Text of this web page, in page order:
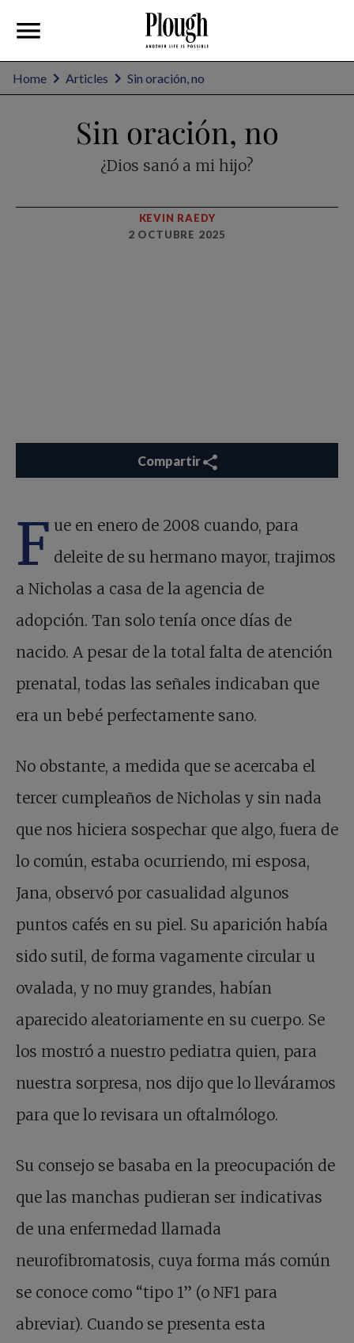
Home Articles Sin oración, no
Sin oración, no
¿Dios sanó a mi hijo?
KEVIN RAEDY
2 OCTUBRE 2025
Compartir
F ue en enero de 2008 cuando, para
deleite de su hermano mayor, trajimos
a Nicholas a casa de la agencia de
adopción. Tan solo tenía once días de
nacido. A pesar de la total falta de atención
prenatal, todas las señales indicaban que
era un bebé perfectamente sano.
No obstante, a medida que se acercaba el
tercer cumpleaños de Nicholas y sin nada
que nos hiciera sospechar que algo, fuera de
lo común, estaba ocurriendo, mi esposa,
Jana, observó por casualidad algunos
puntos cafés en su piel. Su aparición había
sido sutil, de forma vagamente circular u
ovalada, y no muy grandes, habían
aparecido aleatoriamente en su cuerpo. Se
los mostró a nuestro pediatra quien, para
nuestra sorpresa, nos dijo que lo lleváramos
para que lo revisara un oftalmólogo.
Su consejo se basaba en la preocupación de
que las manchas pudieran ser indicativas
de una enfermedad llamada
neurofibromatosis, cuya forma más común
se conoce como “tipo 1” (o NF1 para
abreviar). Cuando se presenta esta